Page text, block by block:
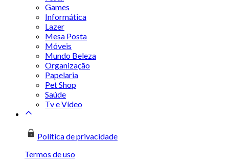
Games
Informática
Lazer
Mesa Posta
Móveis
Mundo Beleza
Organização
Papelaria
Pet Shop
Saúde
Tv e Vídeo
Política de privacidade
Termos de uso